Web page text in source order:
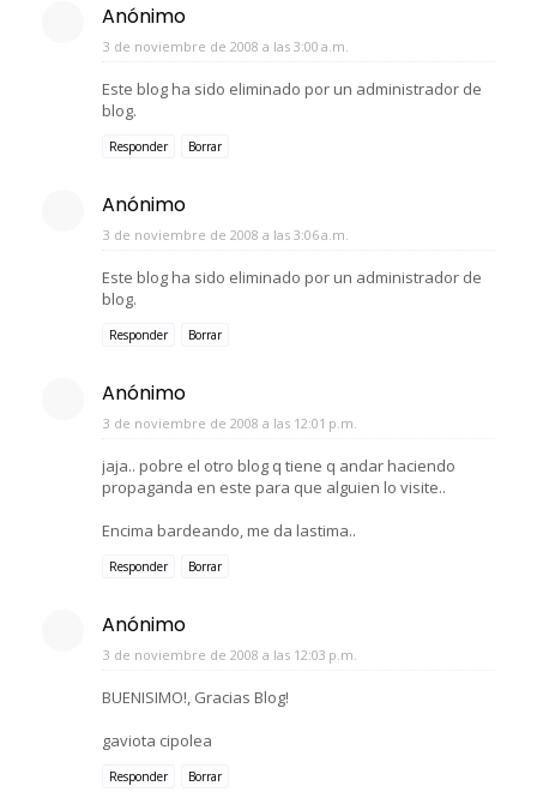
Anónimo
3 de noviembre de 2008 a las 3:00 a.m.
Este blog ha sido eliminado por un administrador de
blog.
Responder Borrar
Anónimo
3 de noviembre de 2008 a las 3:06 a.m.
Este blog ha sido eliminado por un administrador de
blog.
Responder Borrar
Anónimo
3 de noviembre de 2008 a las 12:01 p.m.
jaja.. pobre el otro blog q tiene q andar haciendo
propaganda en este para que alguien lo visite..
Encima bardeando, me da lastima..
Responder Borrar
Anónimo
3 de noviembre de 2008 a las 12:03 p.m.
BUENISIMO!, Gracias Blog!
gaviota cipolea
Responder Borrar